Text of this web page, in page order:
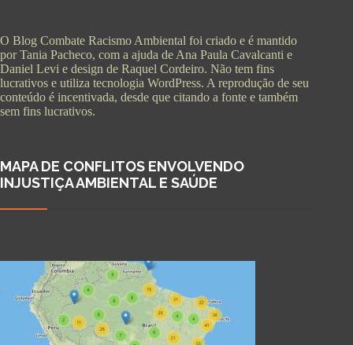
O Blog Combate Racismo Ambiental foi criado e é mantido
por Tania Pacheco, com a ajuda de Ana Paula Cavalcanti e
Daniel Levi e design de Raquel Cordeiro. Não tem fins
lucrativos e utiliza tecnologia WordPress. A reprodução de seu
conteúdo é incentivada, desde que citando a fonte e também
sem fins lucrativos.
MAPA DE CONFLITOS ENVOLVENDO
INJUSTIÇA AMBIENTAL E SAÚDE